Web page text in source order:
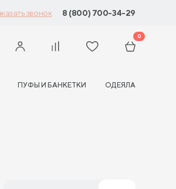
звонок 8 (800) 700-34-29
0
ПУФЫ И БАНКЕТКИ ОДЕЯЛА